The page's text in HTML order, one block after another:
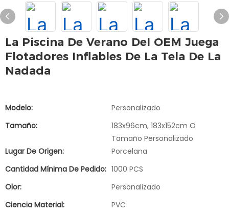
La Piscina De Verano Del OEM Juega
Flotadores Inflables De La Tela De La
Nadada
Modelo:
Personalizado
Tamaño:
183x96cm, 183x152cm O
Tamaño Personalizado
Lugar De Origen:
Porcelana
Cantidad Mínima De Pedido: 1000 PCS
Olor:
Personalizado
Ciencia Material:
PVC